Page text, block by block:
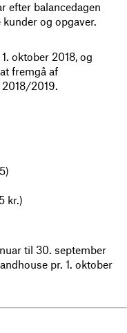
efter balancedagen
og opgaver.
oktober 2018, og
fremgå af
2019.
kr.)
til 30. september
pr. 1. oktober